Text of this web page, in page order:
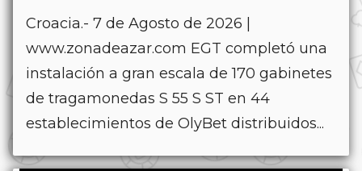
Croacia.- 7 de Agosto de 2026 |
www.zonadeazar.com EGT completó una
instalación a gran escala de 170 gabinetes
de tragamonedas S 55 S ST en 44
establecimientos de OlyBet distribuidos...